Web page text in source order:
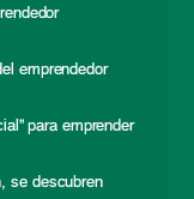
emprendedor
para emprender
se descubren